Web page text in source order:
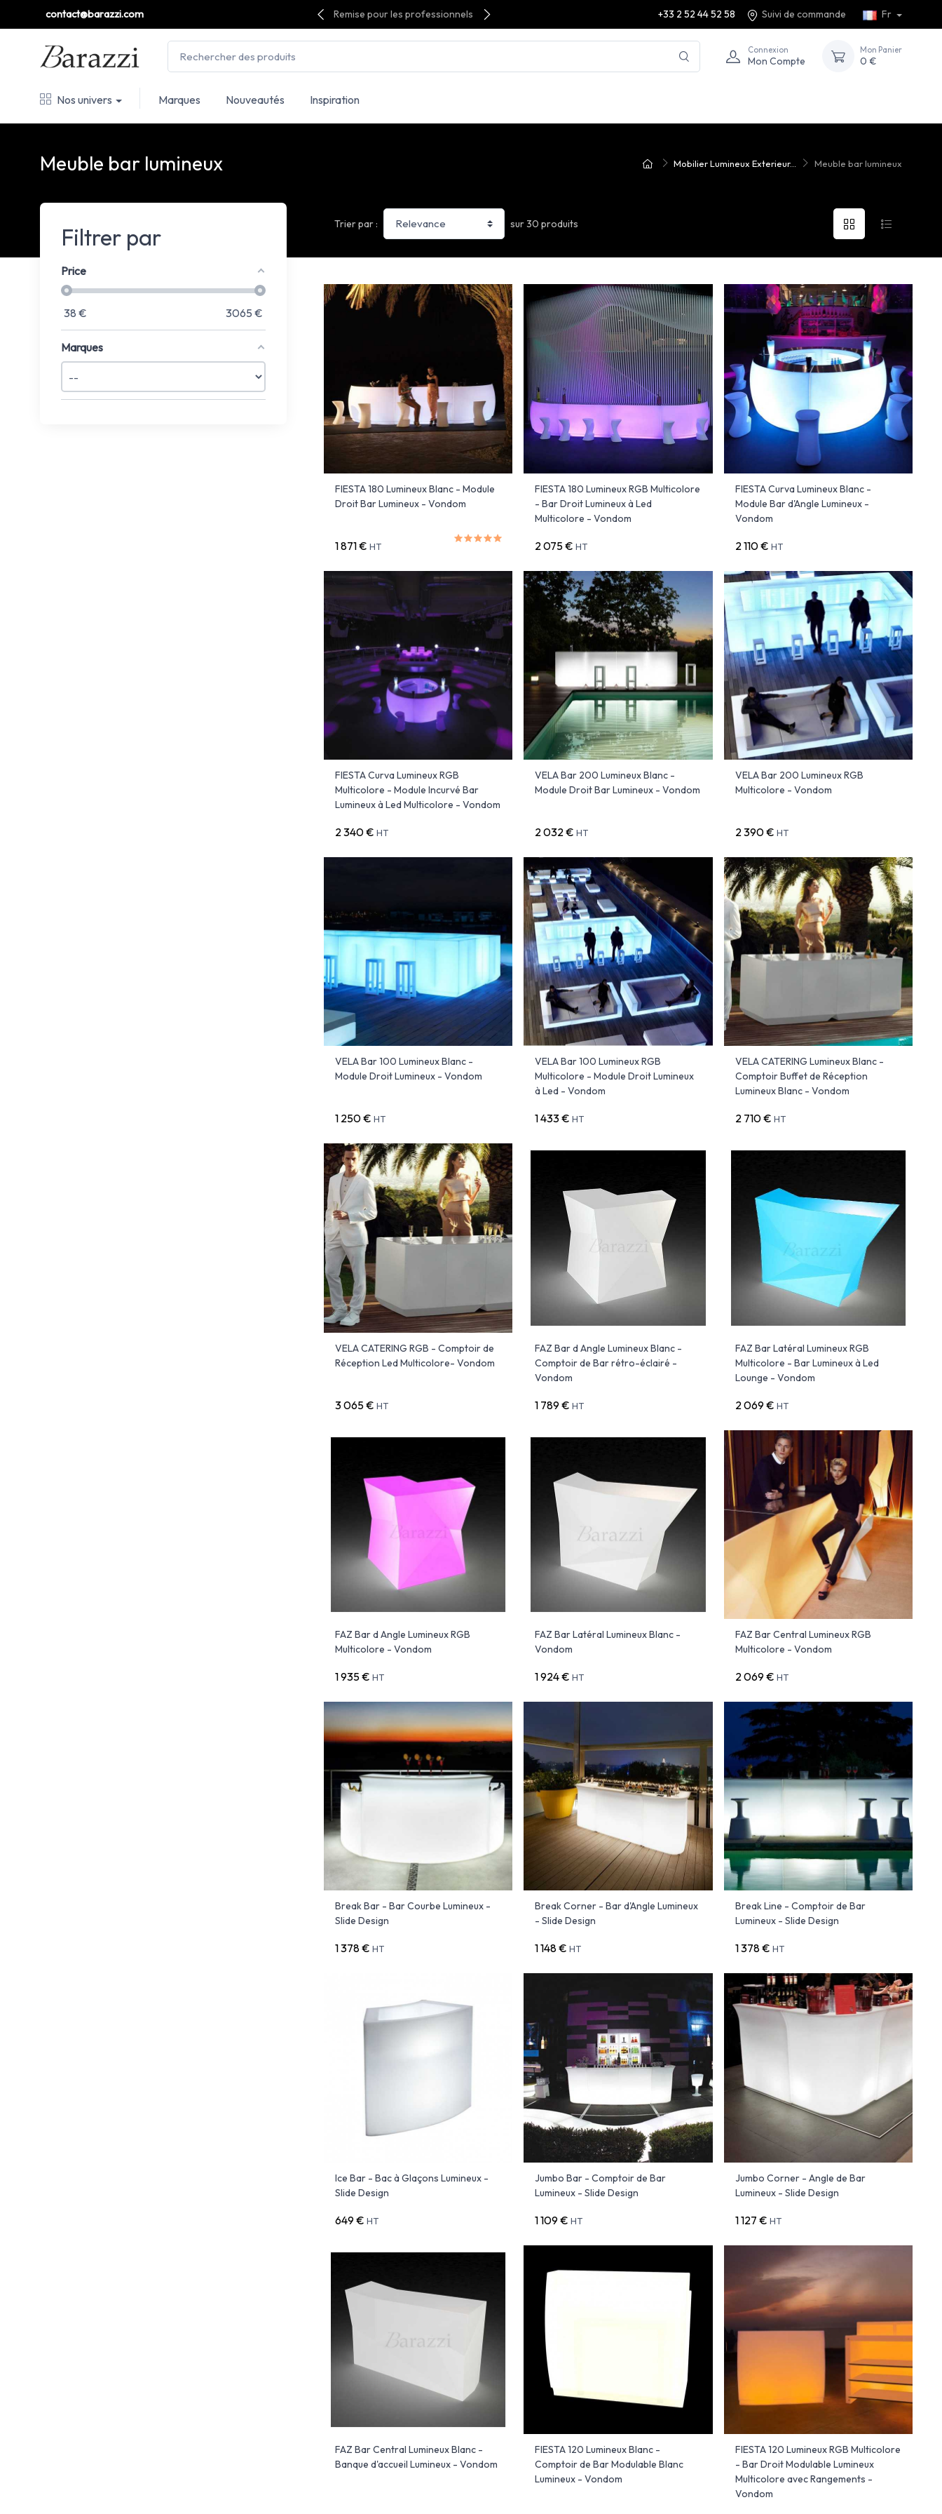
contact@barazzi.com Remise pour les professionnels +33 2 52 44 52 58 Suivi de commande Fr
Connexion
Mon Compte
Mon Panier
0 €
Nos univers Marques Nouveautés Inspiration
Mobilier Lumineux Exterieur... Meuble bar lumineux
Meuble bar lumineux
Filtrer par
Price
38 € 3065 €
Marques
Trier par : sur 30 produits
FIESTA 180 Lumineux Blanc - Module
Droit Bar Lumineux - Vondom
1 871 € HT
FIESTA 180 Lumineux RGB Multicolore
- Bar Droit Lumineux à Led
Multicolore - Vondom
2 075 € HT
FIESTA Curva Lumineux Blanc -
Module Bar d'Angle Lumineux -
Vondom
2 110 € HT
FIESTA Curva Lumineux RGB
Multicolore - Module Incurvé Bar
Lumineux à Led Multicolore - Vondom
2 340 € HT
VELA Bar 200 Lumineux Blanc -
Module Droit Bar Lumineux - Vondom
2 032 € HT
VELA Bar 200 Lumineux RGB
Multicolore - Vondom
2 390 € HT
VELA Bar 100 Lumineux Blanc -
Module Droit Lumineux - Vondom
1 250 € HT
VELA Bar 100 Lumineux RGB
Multicolore - Module Droit Lumineux
à Led - Vondom
1 433 € HT
VELA CATERING Lumineux Blanc -
Comptoir Buffet de Réception
Lumineux Blanc - Vondom
2 710 € HT
VELA CATERING RGB - Comptoir de
Réception Led Multicolore- Vondom
3 065 € HT
FAZ Bar d Angle Lumineux Blanc -
Comptoir de Bar rétro-éclairé -
Vondom
1 789 € HT
FAZ Bar Latéral Lumineux RGB
Multicolore - Bar Lumineux à Led
Lounge - Vondom
2 069 € HT
FAZ Bar d Angle Lumineux RGB
Multicolore - Vondom
1 935 € HT
FAZ Bar Latéral Lumineux Blanc -
Vondom
1 924 € HT
FAZ Bar Central Lumineux RGB
Multicolore - Vondom
2 069 € HT
Break Bar - Bar Courbe Lumineux -
Slide Design
1 378 € HT
Break Corner - Bar d'Angle Lumineux
- Slide Design
1 148 € HT
Break Line - Comptoir de Bar
Lumineux - Slide Design
1 378 € HT
Ice Bar - Bac à Glaçons Lumineux -
Slide Design
649 € HT
Jumbo Bar - Comptoir de Bar
Lumineux - Slide Design
1 109 € HT
Jumbo Corner - Angle de Bar
Lumineux - Slide Design
1 127 € HT
FAZ Bar Central Lumineux Blanc -
Banque d'accueil Lumineux - Vondom
FIESTA 120 Lumineux Blanc -
Comptoir de Bar Modulable Blanc
Lumineux - Vondom
FIESTA 120 Lumineux RGB Multicolore
- Bar Droit Modulable Lumineux
Multicolore avec Rangements -
Vondom